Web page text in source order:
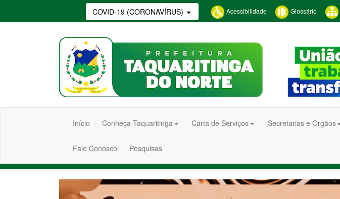
COVID-19 (CORONAVÍRUS) Acessibilidade Glossário
Início Conheça Taquaritinga Carta de Serviços Secretarias e Orgãos
Fale Conosco Pesquisas